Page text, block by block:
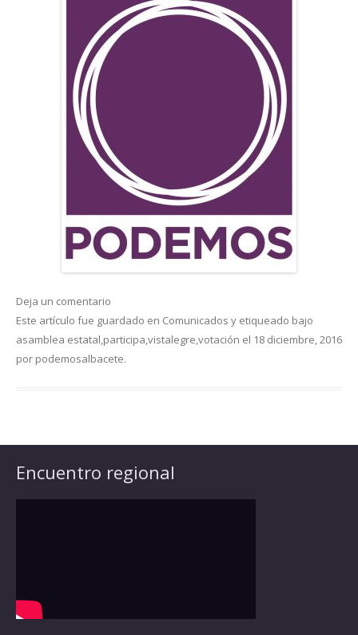
Deja un comentario
Este artículo fue guardado en Comunicados y etiqueado bajo
asamblea estatal,participa,vistalegre,votación el 18 diciembre, 2016
por podemosalbacete.
Encuentro regional